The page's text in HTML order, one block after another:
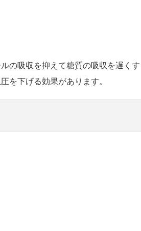
の吸収を抑えて糖質の吸収を遅く
を下げる効果があります。